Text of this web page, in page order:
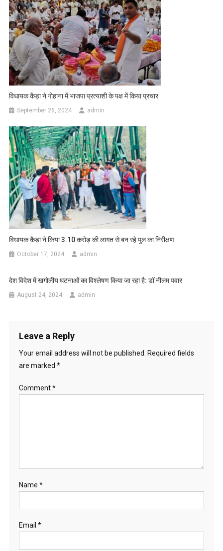
विधायक कैड़ा ने गोहाना में भाजपा प्रत्याशी के पक्ष में किया प्रचार
September 26, 2024 admin
विधायक कैड़ा ने किया 3.10 करोड़ की लागत से बन रहे पुल का निरीक्षण
October 17, 2024 admin
देश विदेश में खगोलीय घटनाओं का विश्लेषण किया जा रहा है: डॉ नीलम पवार
August 24, 2024 admin
Leave a Reply
Your email address will not be published. Required fields
are marked *
Comment*
Name *
Email *